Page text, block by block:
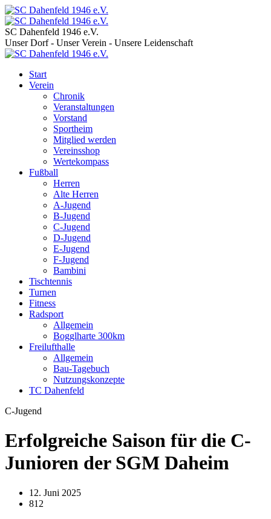
SC Dahenfeld 1946 e.V.
Unser Dorf - Unser Verein - Unsere Leidenschaft
Start
Verein
Chronik
Veranstaltungen
Vorstand
Sportheim
Mitglied werden
Vereinsshop
Wertekompass
Fußball
Herren
Alte Herren
A-Jugend
B-Jugend
C-Jugend
D-Jugend
E-Jugend
F-Jugend
Bambini
Tischtennis
Turnen
Fitness
Radsport
Allgemein
Bogglharte 300km
Freilufthalle
Allgemein
Bau-Tagebuch
Nutzungskonzepte
TC Dahenfeld
C-Jugend
Erfolgreiche Saison für die C-
Junioren der SGM Daheim
12. Juni 2025
812